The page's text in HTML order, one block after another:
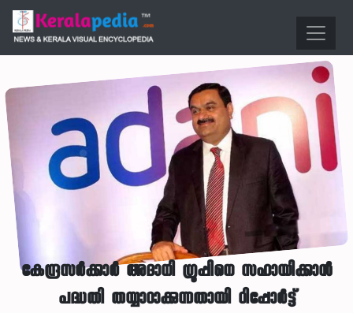
കേന്ദ്രസർക്കാർ അദാനി ഗ്രൂപ്പിനെ സഹായിക്കാൻ
പദ്ധതി തയ്യാറാക്കുന്നതായി റിപ്പോർട്ട്